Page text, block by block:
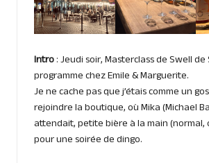
Intro: Jeudi soir, Masterclass de Swell
programme chez Emile & Marguerite.
Je ne cache pas que j’étais comme un
rejoindre la boutique, où Mika (Michael
attendait, petite bière à la main (normal,
pour une soirée de dingo.